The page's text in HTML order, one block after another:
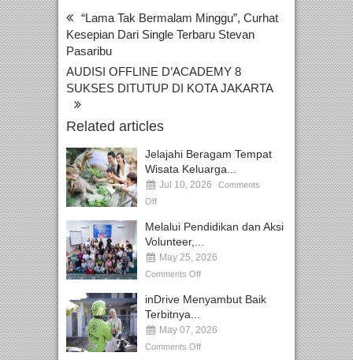
“Lama Tak Bermalam Minggu”, Curhat
Kesepian Dari Single Terbaru Stevan
Pasaribu
AUDISI OFFLINE D’ACADEMY 8
SUKSES DITUTUP DI KOTA JAKARTA
Related articles
Jelajahi Beragam Tempat
Wisata Keluarga...
Jul 10, 2026
Comments
Off
Melalui Pendidikan dan Aksi
Volunteer,...
May 25, 2026
Comments Off
inDrive Menyambut Baik
Terbitnya...
May 07, 2026
Comments Off